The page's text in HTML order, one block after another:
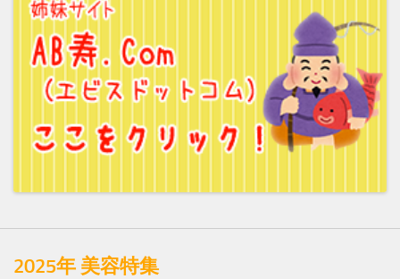
2025年 美容特集